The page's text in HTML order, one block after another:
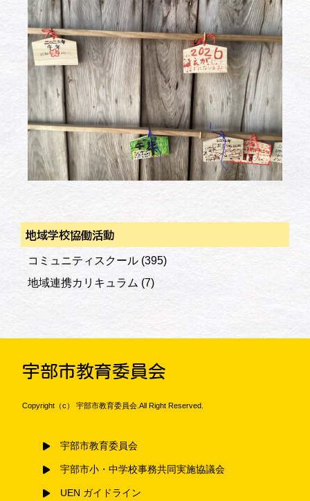
地域学校協働活動
コミュニティスクール (395)
地域連携カリキュラム (7)
宇部市教育委員会
Copyright（c） 宇部市教育委員会.All Right Reserved.
宇部市教育委員会
宇部市小・中学校事務共同実施協議会
UEN ガイドライン